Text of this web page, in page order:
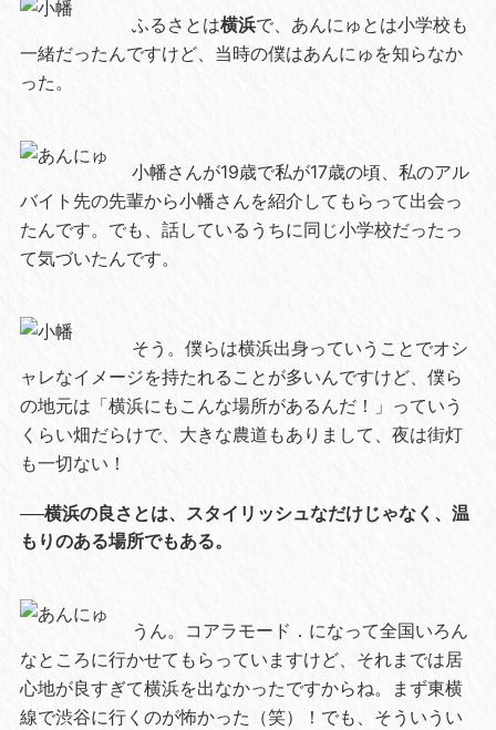
ふるさとは横浜で、あんにゅとは小学校も
一緒だったんですけど、当時の僕はあんにゅを知らなか
った。
小幡さんが19歳で私が17歳の頃、私のアル
バイト先の先輩から小幡さんを紹介してもらって出会っ
たんです。でも、話しているうちに同じ小学校だったっ
て気づいたんです。
そう。僕らは横浜出身っていうことでオシ
ャレなイメージを持たれることが多いんですけど、僕ら
の地元は「横浜にもこんな場所があるんだ！」っていう
くらい畑だらけで、大きな農道もありまして、夜は街灯
も一切ない！
──横浜の良さとは、スタイリッシュなだけじゃなく、温
もりのある場所でもある。
うん。コアラモード．になって全国いろん
なところに行かせてもらっていますけど、それまでは居
心地が良すぎて横浜を出なかったですからね。まず東横
線で渋谷に行くのが怖かった（笑）！でも、そういうい